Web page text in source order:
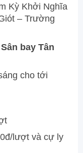
Kỳ Khởi Nghĩa
– Trường
bay Tân
cho tới
lượt và cự ly